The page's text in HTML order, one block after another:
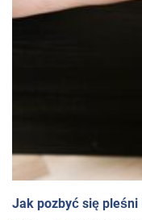
Jak pozbyć się